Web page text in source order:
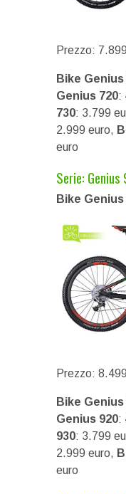
Prezzo:
Bike Genius
Genius 720:
730: 3.799
2.999 euro,
euro
Serie:
Bike Genius
Prezzo:
Bike Genius
Genius 920:
930: 3.799
2.999 euro,
euro